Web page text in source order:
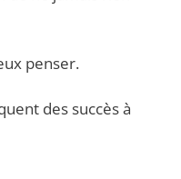
penser.
des succès à